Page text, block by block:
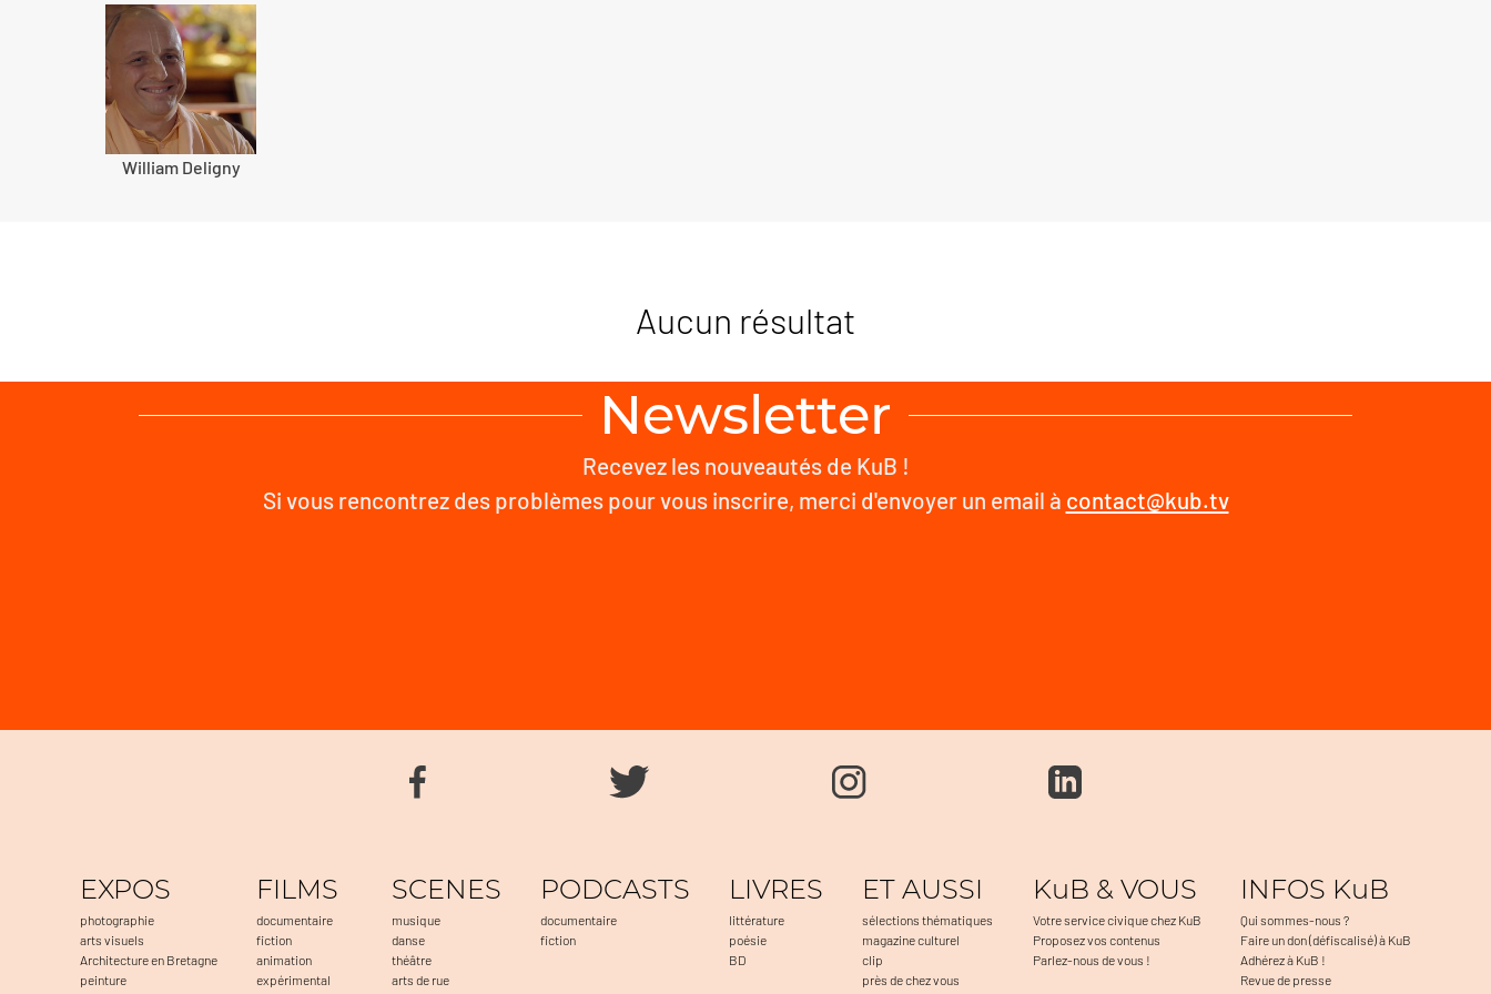
William Deligny
Aucun résultat
Newsletter
Recevez les nouveautés de KuB !
Si vous rencontrez des problèmes pour vous inscrire, merci d'envoyer un email à contact@kub.tv
EXPOS
photographie
arts visuels
Architecture en Bretagne
peinture
FILMS
documentaire
fiction
animation
expérimental
SCENES
musique
danse
théâtre
arts de rue
PODCASTS
documentaire
fiction
LIVRES
littérature
poésie
BD
ET AUSSI
sélections thématiques
magazine culturel
clip
près de chez vous
KuB & VOUS
Votre service civique chez KuB
Proposez vos contenus
Parlez-nous de vous !
INFOS KuB
Qui sommes-nous ?
Faire un don (défiscalisé) à KuB
Adhérez à KuB !
Revue de presse